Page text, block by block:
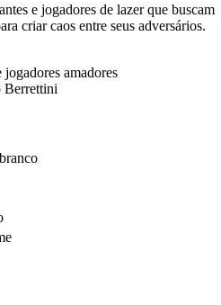
e jogadores de lazer que buscam
criar caos entre seus adversários.
amadores
Berrettini